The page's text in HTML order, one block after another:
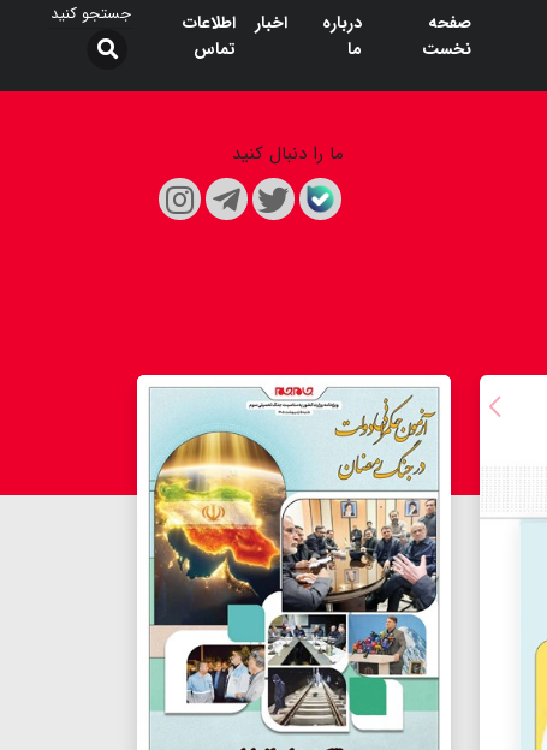
صفحه
نخست
درباره
ما
اخبار
اطلاعات
تماس
ما را دنبال کنید